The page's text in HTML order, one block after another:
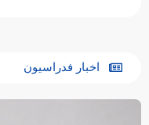
اخبار فدراسیون